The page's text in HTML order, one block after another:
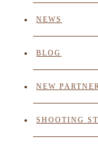
NEWS
BLOG
NEW
SHOOTING